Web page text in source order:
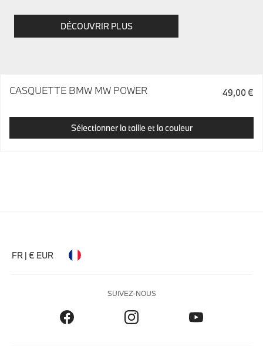
DÉCOUVRIR PLUS
CASQUETTE BMW MW POWER 49,00 €
Sélectionner la taille et la couleur
FR | € EUR
SUIVEZ-NOUS